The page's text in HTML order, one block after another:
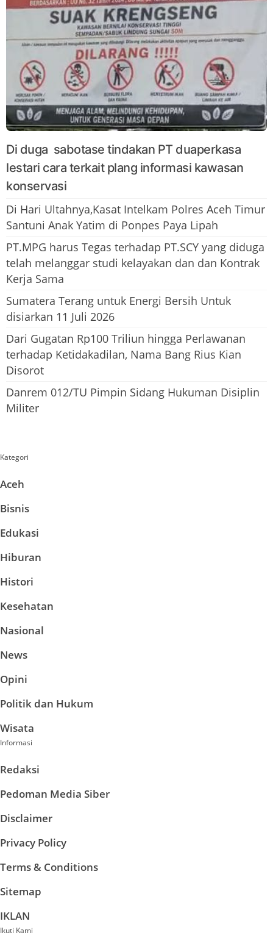
Di duga sabotase tindakan PT duaperkasa
lestari cara terkait plang informasi kawasan
konservasi
Di Hari Ultahnya,Kasat Intelkam Polres Aceh Timur
Santuni Anak Yatim di Ponpes Paya Lipah
PT.MPG harus Tegas terhadap PT.SCY yang diduga
telah melanggar studi kelayakan dan dan Kontrak
Kerja Sama
Sumatera Terang untuk Energi Bersih Untuk
disiarkan 11 Juli 2026
Dari Gugatan Rp100 Triliun hingga Perlawanan
terhadap Ketidakadilan, Nama Bang Rius Kian
Disorot
Danrem 012/TU Pimpin Sidang Hukuman Disiplin
Militer
Kategori
Aceh
Bisnis
Edukasi
Hiburan
Histori
Kesehatan
Nasional
News
Opini
Politik dan Hukum
Wisata
Informasi
Redaksi
Pedoman Media Siber
Disclaimer
Privacy Policy
Terms & Conditions
Sitemap
IKLAN
Ikuti Kami